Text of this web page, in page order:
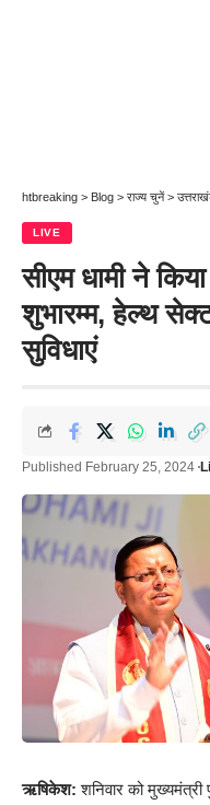
htbreaking > Blog > राज्य चुनें >
LIVE
सीएम धामी ने
शुभारम्म, हेल्थ
सुविधाएं
Published February 25, 2024
ऋषिकेश: शनिवार को